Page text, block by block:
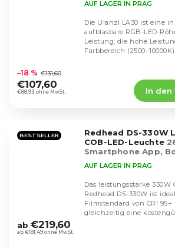
durchschnittliche
Produktbewertung
ist
Sternen.
AUF LAGER IN PRAG
€88,93 ohne MwSt.
–18 % €131,60
€107,60
In den
Die Ulanzi LA30 ist eine
aufblasbare RGB-LED-
Leistung, die hohe
Farbbereich
BESTSELLER
Redhead DS-330W
COB-LED-Leuchte
Smartphone App,
durchschnittliche
Produktbewertung
AUF LAGER IN PRAG
ab €181,49 ohne MwSt.
ab €219,60
Das leistungsstarke 330W
Redhead DS-330W ist
Filmstandard von CRI
gleichzeitig eine